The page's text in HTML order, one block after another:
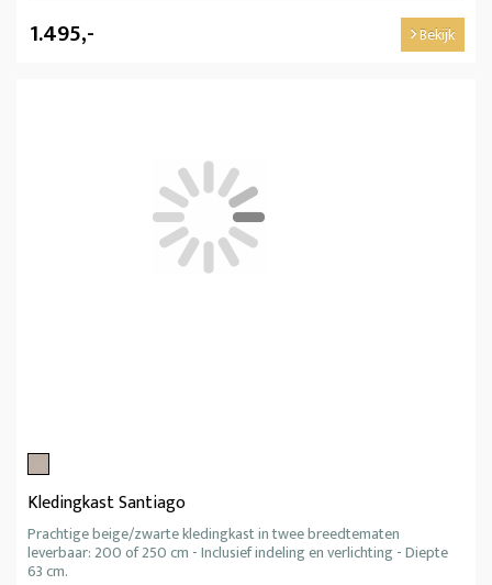
1.495,- Bekijk
Kledingkast Santiago
Prachtige beige/zwarte kledingkast in twee breedtematen
leverbaar: 200 of 250 cm - Inclusief indeling en verlichting - Diepte
63 cm.